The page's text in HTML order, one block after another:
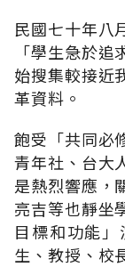
民國七十年八
「學生急於
始搜集較接近
革資料。
飽受「共同必
青年社、台大
是熱烈響應，
亮吉等也靜坐
目標和功能
生、教授、校